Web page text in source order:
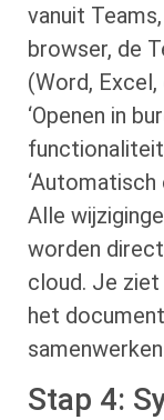
vanuit
browser, de
(Word,
‘Openen in
‘Automatisch
Alle
worden
cloud. Je
het
Stap 4: